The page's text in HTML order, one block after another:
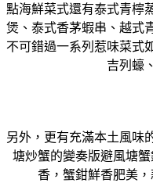
點海鮮菜式還有泰式青檸
煲、泰式香茅蝦串、越式
不可錯過一系列惹味菜式
吉列蠔
另外，更有充滿本土風味
塘炒蟹的變奏版避風塘
香，蟹鉗鮮香肥美